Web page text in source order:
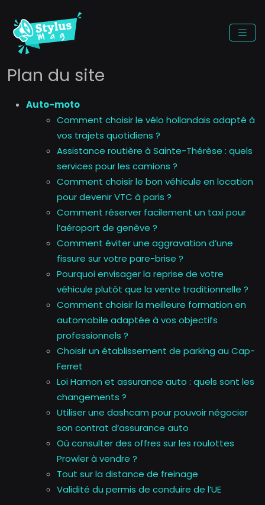
Plan du site
Auto-moto
Comment choisir le vélo hollandais adapté à
vos trajets quotidiens ?
Assistance routière à Sainte-Thérèse : quels
services pour les camions ?
Comment choisir le bon véhicule en location
pour devenir VTC à paris ?
Comment réserver facilement un taxi pour
l’aéroport de genève ?
Comment éviter une aggravation d’une
fissure sur votre pare-brise ?
Pourquoi envisager la reprise de votre
véhicule plutôt que la vente traditionnelle ?
Comment choisir la meilleure formation en
automobile adaptée à vos objectifs
professionnels ?
Choisir un établissement de parking au Cap-
Ferret
Loi Hamon et assurance auto : quels sont les
changements ?
Utiliser une dashcam pour pouvoir négocier
son contrat d’assurance auto
Où consulter des offres sur les roulottes
Prowler à vendre ?
Tout sur la distance de freinage
Validité du permis de conduire de l’UE